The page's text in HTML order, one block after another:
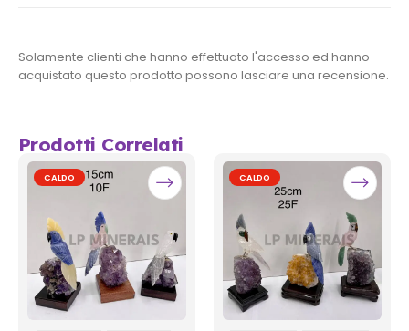
Solamente clienti che hanno effettuato l'accesso ed hanno
acquistato questo prodotto possono lasciare una recensione.
Prodotti Correlati
CALDO CALDO